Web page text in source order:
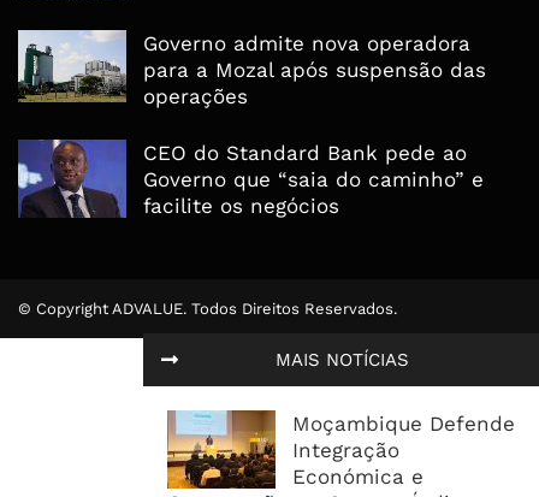
MAIS NOTÍCIAS
Moçambique Defende
Integração
Económica e
Governo admite nova operadora
para a Mozal após suspensão das
operações
CEO do Standard Bank pede ao
Governo que “saia do caminho” e
facilite os negócios
© Copyright ADVALUE. Todos Direitos Reservados.